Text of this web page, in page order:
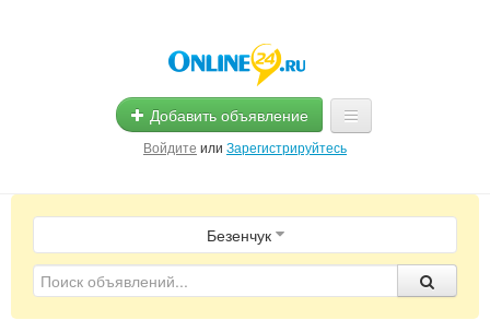
Добавить объявление
Войдите или Зарегистрируйтесь
Главная
Помощь
Безенчук